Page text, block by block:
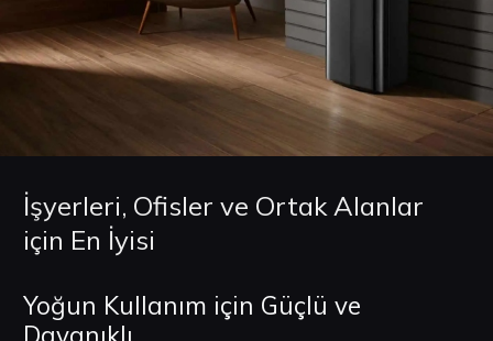
İşyerleri, Ofisler ve Ortak Alanlar
için En İyisi
Yoğun Kullanım için Güçlü ve